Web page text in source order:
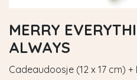
MERRY
ALWAYS
Cadeaudoosje (12 x 17 cm)